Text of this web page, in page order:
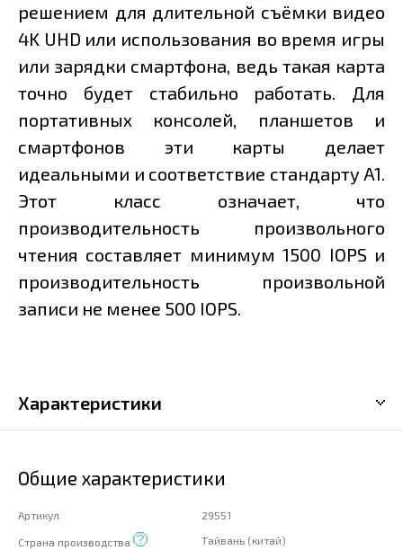
решением для длительной съёмки видео
4K UHD или использования во время игры
или зарядки смартфона, ведь такая карта
точно будет стабильно работать. Для
портативных консолей, планшетов и
смартфонов эти карты делает
идеальными и соответствие стандарту A1.
Этот класс означает, что
производительность произвольного
чтения составляет минимум 1500 IOPS и
производительность произвольной
записи не менее 500 IOPS.
Характеристики
Общие характеристики
Артикул 29551
Страна производства Тайвань (китай)